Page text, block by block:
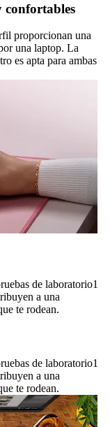
confortables
proporcionan una
una laptop. La
es apta para ambas
de laboratorio1
a una
te rodean.
de laboratorio1
a una
te rodean.